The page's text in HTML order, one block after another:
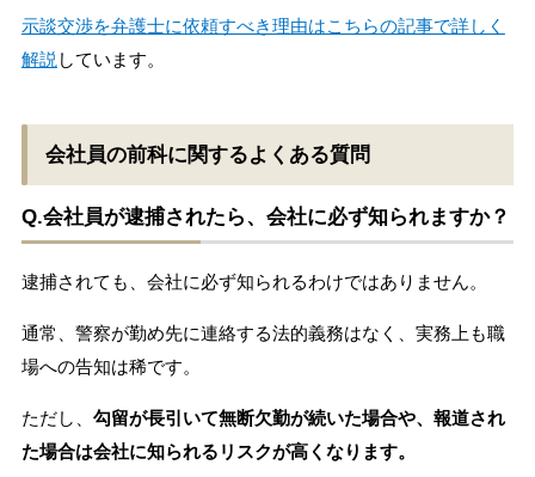
示談交渉を弁護士に依頼すべき理由はこちらの記事で詳しく
解説 しています。
会社員の前科に関するよくある質問
Q.会社員が逮捕されたら、会社に必ず知られますか？
逮捕されても、会社に必ず知られるわけではありません。
通常、警察が勤め先に連絡する法的義務はなく、実務上も職
場への告知は稀です。
ただし、 勾留が長引いて無断欠勤が続いた場合や、報道され
た場合は会社に知られるリスクが高くなります。